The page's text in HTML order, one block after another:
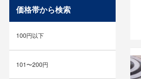
価格帯から検索
100円以下
101〜200円